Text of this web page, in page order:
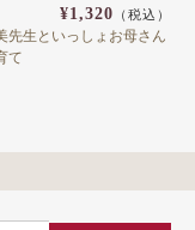
¥1,320 （税込）
先生といっしょお母さん
て